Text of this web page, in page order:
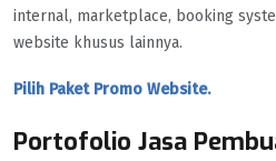
internal, marketplace, booking
website khusus lainnya.
Pilih Paket Promo Website.
Portofolio Jasa